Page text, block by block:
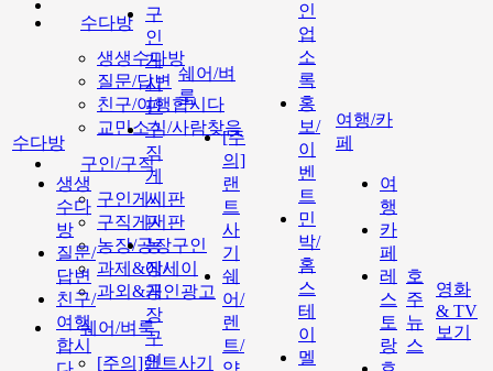
수다방
생생수다방
질문/답변
친구/여행합시다
교민소식/사람찾음
구인/구직
구인게시판
구직게시판
농장/공장구인
과제&에세이
과외&개인광고
쉐어/벼룩
[주의]랜트사기
수다방
생생
수다
방
질문/
답변
친구/
여행
합시
구
인
게
시
판
구
직
게
시
판
농
장/
공
장
구
인
쉐어/벼
룩
[주
의]
랜
트
사
기
쉐
어/
렌
트/
인
업
소
록
홍
보/
이
벤
트
민
박/
홈
스
테
이
멜
여행/카
페
여
행
카
페
레
스
토
랑
호
주
뉴
스
영화
& TV
보기